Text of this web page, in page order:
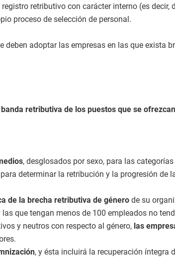
retributivo con carácter interno (es decir,
proceso de selección de personal.
adoptar las empresas en las que exista
retributiva de los puestos que se ofrezcan
, desglosados por sexo, para las
determinar la retribución y la progresión de
de la brecha retributiva de género de su
que tengan menos de 100 empleados no
y neutros con respecto al género, las
, y ésta incluirá la recuperación íntegra